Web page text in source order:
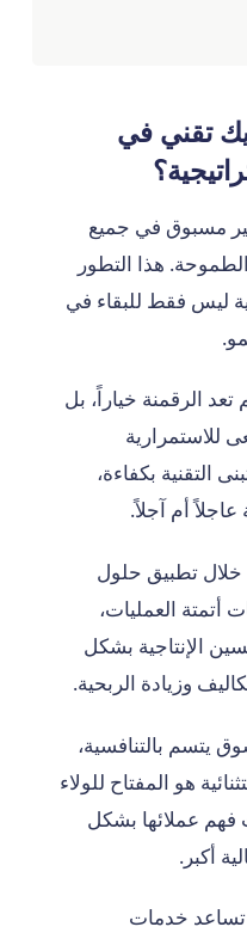
تقني في
مسبوق في جميع
القطاعات، مدفوعاً برؤية 2030 الطموحة. هذا التطور
ليس فقط للبقاء في
تعد الرقمنة خياراً، بل
للاستمرارية
التقنية بكفاءة،
أم آجلاً.
تطبيق حلول
أتمتة العمليات،
الإنتاجية بشكل
وزيادة الربحية.
يتسم بالتنافسية،
هو المفتاح للولاء
فهم عملائها بشكل
أكبر.
خدمات